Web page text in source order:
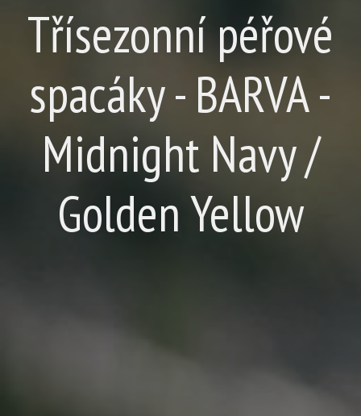
Třísezonní péřové
spacáky - BARVA -
Midnight Navy /
Golden Yellow